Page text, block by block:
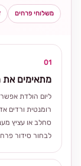
משלוחי פרחים
01
מתאימים את
ליום הולדת אפשר
רומנטית ורדים
סחלב או עציץ
לבחור סידור